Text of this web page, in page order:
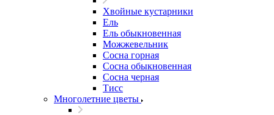
Хвойные кустарники
Ель
Ель обыкновенная
Можжевельник
Сосна горная
Сосна обыкновенная
Сосна черная
Тисс
Многолетние цветы